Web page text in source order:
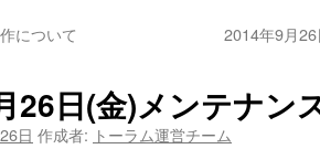
について 2014年9月
26日(金)メンテナン
日 作成者: トーラム運営チーム